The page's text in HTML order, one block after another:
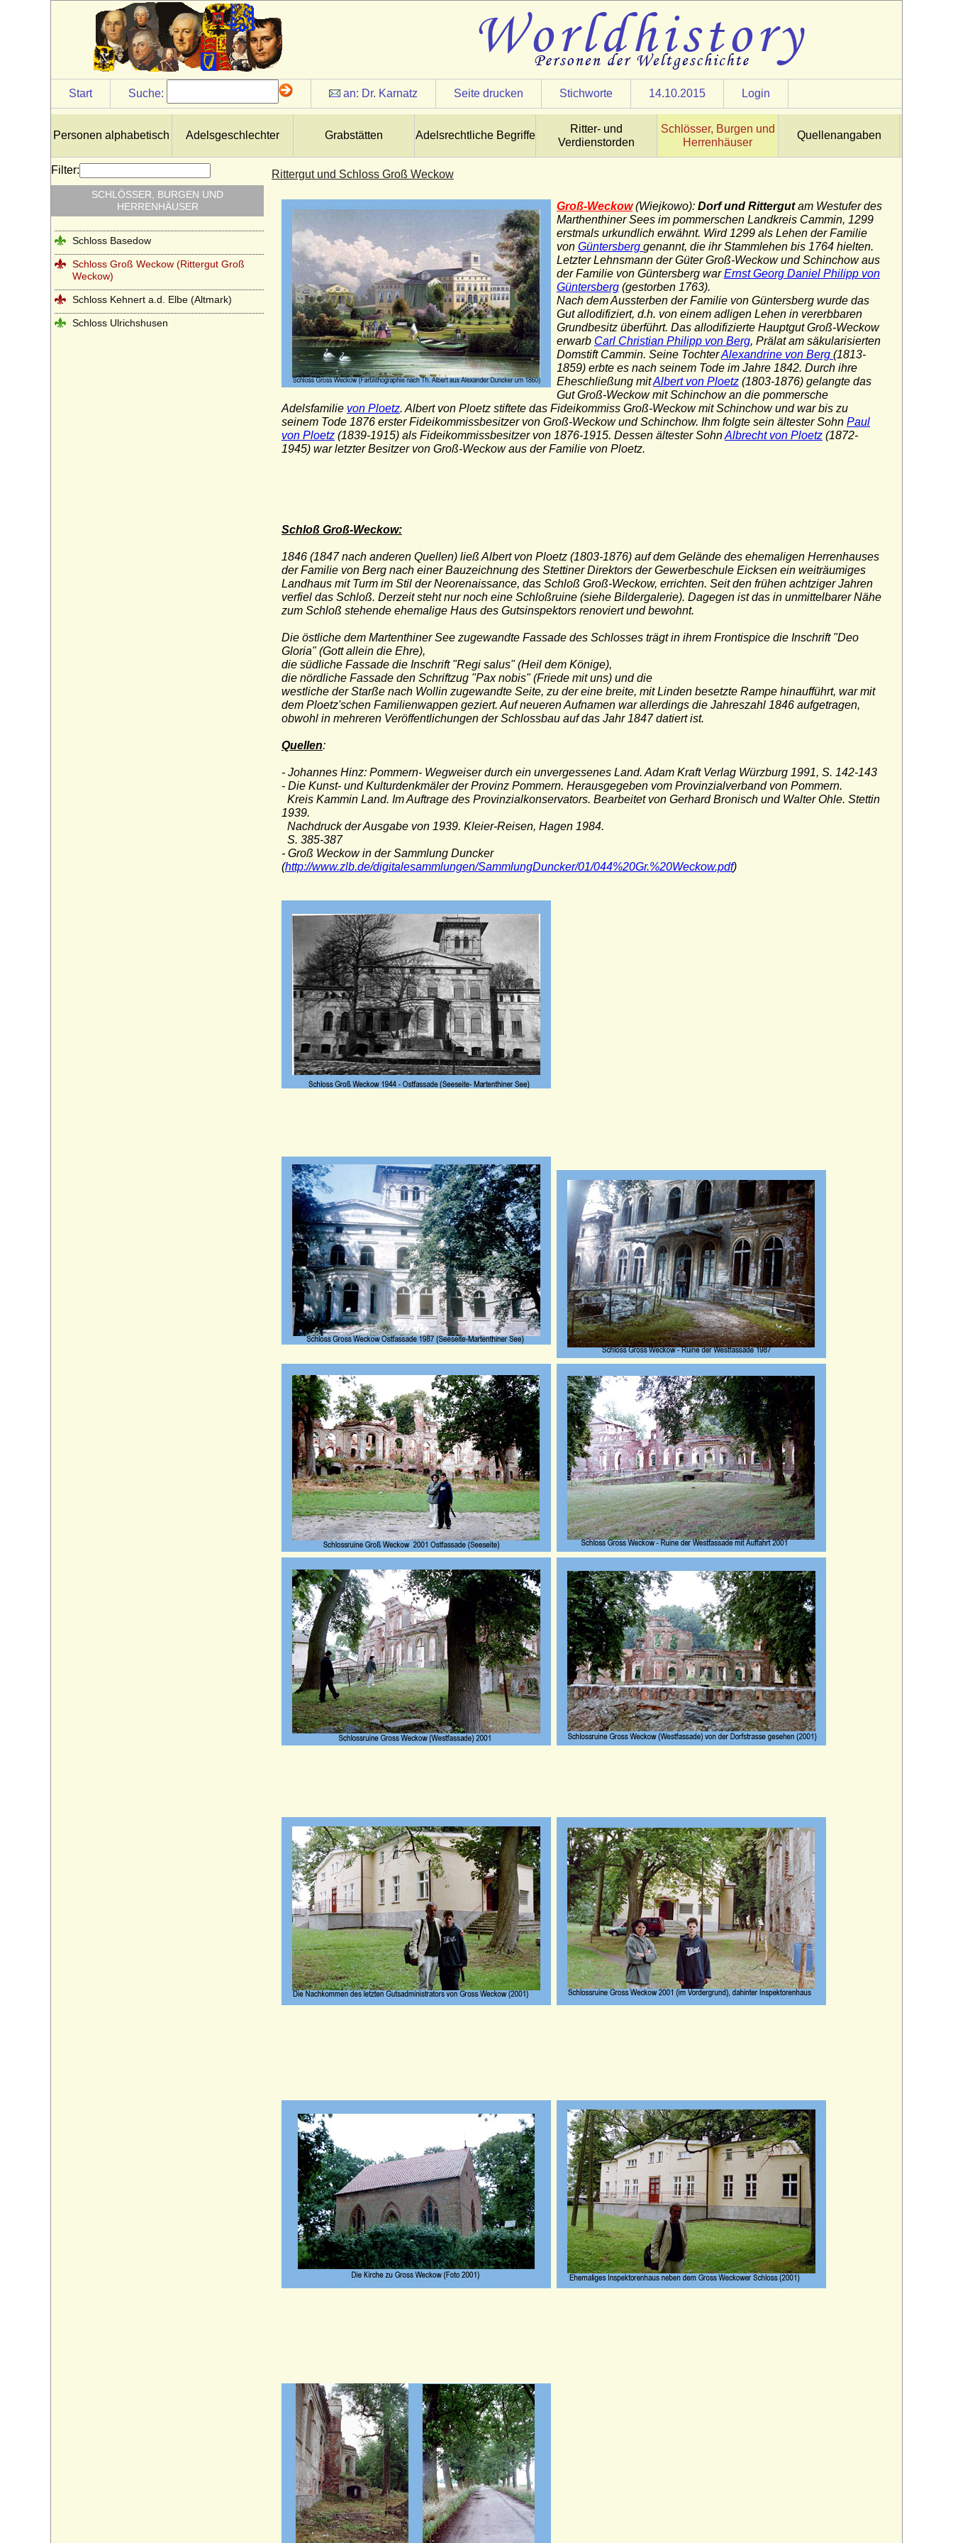
Start Suche: an: Dr. Karnatz Seite drucken Stichworte 14.10.2015 Login
Personen alphabetisch Adelsgeschlechter Grabstätten Adelsrechtliche Begriffe
Ritter- und
Verdienstorden
Schlösser, Burgen und
Herrenhäuser
Quellenangaben
Rittergut und Schloss Groß Weckow
Groß-Weckow(Wiejkowo): Dorf und Rittergutam Westufer des
Marthenthiner Sees im pommerschen Landkreis Cammin, 1299
erstmals urkundlich erwähnt. Wird 1299 als Lehen der Familie
von Güntersberg genannt, die ihr Stammlehen bis 1764 hielten.
Letzter Lehnsmann der Güter Groß-Weckow und Schinchow aus
der Familie von Güntersberg warErnst Georg Daniel Philipp von
Güntersberg (gestorben 1763).
Nach dem Aussterben der Familie von Güntersberg wurde das
Gut allodifiziert, d.h. von einem adligen Lehen in vererbbaren
Grundbesitz überführt. Das allodifizierte Hauptgut Groß-Weckow
erwarb Carl Christian Philipp von Berg, Prälat am säkularisierten
Domstift Cammin. Seine TochterAlexandrine von Berg (1813-
1859) erbte es nach seinem Tode im Jahre 1842. Durch ihre
Eheschließung mitAlbert von Ploetz (1803-1876) gelangte das
Gut Groß-Weckow mit Schinchow an die pommersche
Adelsfamilie von Ploetz. Albert von Ploetz stiftete das Fideikommiss Groß-Weckow mit Schinchow und war bis zu
seinem Tode 1876 erster Fideikommissbesitzer von Groß-Weckow und Schinchow. Ihm folgte sein ältester Sohn Paul
von Ploetz (1839-1915) als Fideikommissbesitzer von 1876-1915. Dessen ältester SohnAlbrecht von Ploetz (1872-
1945) war letzter Besitzer von Groß-Weckow aus der Familie von Ploetz.
Schloß Groß-Weckow:
1846 (1847 nach anderen Quellen) ließ Albert von Ploetz (1803-1876) auf dem Gelände des ehemaligen Herrenhauses
der Familie von Berg nach einer Bauzeichnung des Stettiner Direktors der Gewerbeschule Eicksen ein weiträumiges
Landhaus mit Turm im Stil der Neorenaissance, das Schloß Groß-Weckow, errichten. Seit den frühen achtziger Jahren
verfiel das Schloß. Derzeit steht nur noch eine Schloßruine (siehe Bildergalerie). Dagegen ist das in unmittelbarer Nähe
zum Schloß stehende ehemalige Haus des Gutsinspektors renoviert und bewohnt.
Die östliche dem Martenthiner See zugewandte Fassade des Schlosses trägt in ihrem Frontispice die Inschrift "Deo
Gloria" (Gott allein die Ehre),
die südliche Fassade die Inschrift "Regi salus" (Heil dem Könige),
die nördliche Fassade den Schriftzug "Pax nobis" (Friede mit uns) und die
westliche der Starße nach Wollin zugewandte Seite, zu der eine breite, mit Linden besetzte Rampe hinaufführt, war mit
dem Ploetz'schen Familienwappen geziert. Auf neueren Aufnamen war allerdings die Jahreszahl 1846 aufgetragen,
obwohl in mehreren Veröffentlichungen der Schlossbau auf das Jahr 1847 datiert ist.
Quellen:
- Johannes Hinz: Pommern- Wegweiser durch ein unvergessenes Land. Adam Kraft Verlag Würzburg 1991, S. 142-143
- Die Kunst- und Kulturdenkmäler der Provinz Pommern. Herausgegeben vom Provinzialverband von Pommern.
Kreis Kammin Land. Im Auftrage des Provinzialkonservators. Bearbeitet von Gerhard Bronisch und Walter Ohle. Stettin
1939.
Nachdruck der Ausgabe von 1939. Kleier-Reisen, Hagen 1984.
S. 385-387
- Groß Weckow in der Sammlung Duncker
(http://www.zlb.de/digitalesammlungen/SammlungDuncker/01/044%20Gr.%20Weckow.pdf)
Filter:
SCHLÖSSER, BURGEN UND
HERRENHÄUSER
Schloss Basedow
Schloss Groß Weckow (Rittergut Groß
Weckow)
Schloss Kehnert a.d. Elbe (Altmark)
Schloss Ulrichshusen